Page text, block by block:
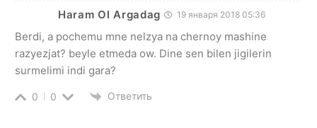
Haram Ol Argadag 19 января 2018 05:36
Berdi, a pochemu mne nelzya na chernoy mashine
razyezjat? beyle etmeda ow. Dine sen bilen jigilerin
surmelimi indi gara?
0 0 Ответить